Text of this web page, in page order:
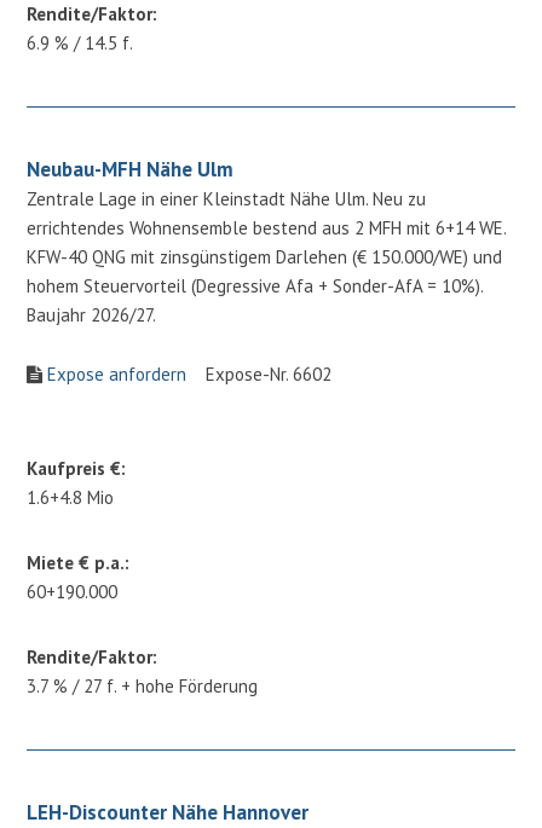
Rendite/Faktor:
6.9 % / 14.5 f.
Neubau-MFH Nähe Ulm
Zentrale Lage in einer Kleinstadt Nähe Ulm. Neu zu
errichtendes Wohnensemble bestend aus 2 MFH mit 6+14 WE.
KFW-40 QNG mit zinsgünstigem Darlehen (€ 150.000/WE) und
hohem Steuervorteil (Degressive Afa + Sonder-AfA = 10%).
Baujahr 2026/27.
Expose anfordern Expose-Nr. 6602
Kaufpreis €:
1.6+4.8 Mio
Miete € p.a.:
60+190.000
Rendite/Faktor:
3.7 % / 27 f. + hohe Förderung
LEH-Discounter Nähe Hannover